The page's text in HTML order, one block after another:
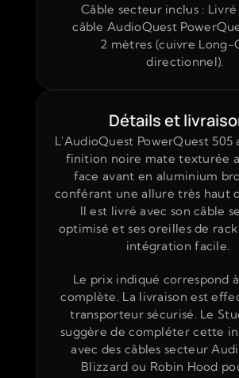
Câble secteur inclus :
câble AudioQuest
2 mètres (cuivre Long-
directionnel).
L'AudioQuest PowerQuest 505
finition noire mate texturée
face avant en aluminium
conférant une allure très haut
Il est livré avec son câble
optimisé et ses oreilles de
intégration facile.
Le prix indiqué correspond
complète. La livraison est
transporteur sécurisé. Le
suggère de compléter cette
avec des câbles secteur
Blizzard ou Robin Hood
Détails et